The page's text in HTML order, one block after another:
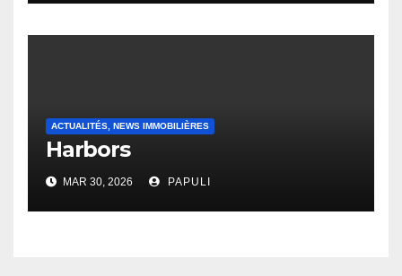
ACTUALITÉS, NEWS IMMOBILIÈRES
Harbors
MAR 30, 2026 PAPULI